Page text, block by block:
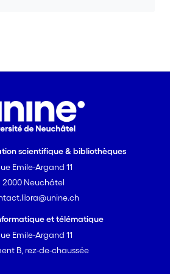
le diagnostic mais aussi
du traitement.
de cellulose pour
et livrer des molécules
à des cibles biologiques
une nouvelle génération
et des phtalocyanines ont
dans le but d’explorer
particulier de bandes
scientifique & bibliothèques
Emile-Argand 11
2000 Neuchâtel
et télématique
Emile-Argand 11
B, rez-de-chaussée